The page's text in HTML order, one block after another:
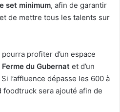
set minimum, afin de garantir
de mettre tous les talents sur
profiter d’un espace
Ferme du Gubernat et d’un
l’affluence dépasse les 600 à
sera ajouté afin de